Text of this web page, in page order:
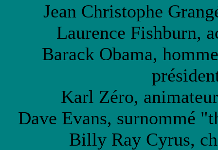
Jean Christophe
Laurence Fishburn,
Barack Obama,
Karl Zéro,
Dave Evans, surnommé
Billy Ray Cyrus,